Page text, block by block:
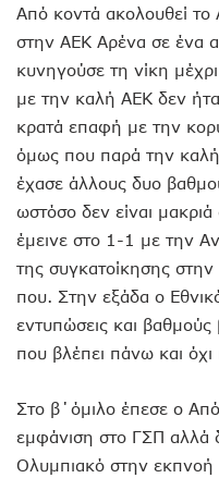
Από κοντά ακολουθεί
στην ΑΕΚ Αρένα σε ένα
κυνηγούσε τη νίκη
με την καλή ΑΕΚ δεν
κρατά επαφή με την
όμως που παρά την καλή
έχασε άλλους δυο
ωστόσο δεν είναι
έμεινε στο 1-1 με την
της συγκατοίκησης
που. Στην εξάδα ο
εντυπώσεις και βαθμούς
που βλέπει πάνω και
Στο β΄όμιλο έπεσε ο
εμφάνιση στο ΓΣΠ αλλά
Ολυμπιακό στην εκπνοή